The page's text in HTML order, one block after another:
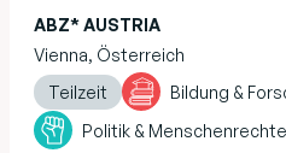
ABZ* AUSTRIA
Vienna, Österreich
Teilzeit
Bildung &
Politik & Menschenrechte